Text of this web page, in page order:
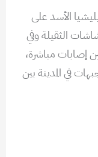
الأسد على
الثقيلة وفي
إصابات مباشرة،
في المدينة بين